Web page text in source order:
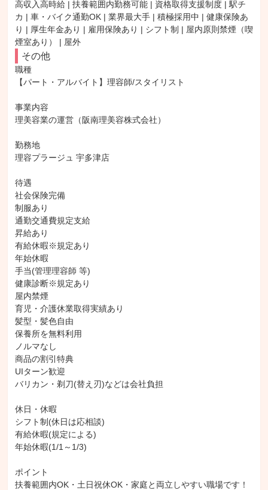
高収入高時給 | 扶養範囲内勤務可能 | 資格取得支援制度 | 駅チ
カ | 車・バイク通勤OK | 業界最大手 | 積極採用中 | 健康保険あ
り | 厚生年金あり | 雇用保険あり | シフト制 | 屋内原則禁煙（喫
煙室あり） | 屋外
その他
職種
【パート・アルバイト】理容師/スタイリスト
事業内容
理美容業の運営（阪南理美容株式会社）
勤務地
理容プラージュ 宇多津店
待遇
社会保険完備
制服あり
通勤交通費規定支給
昇給あり
有給休暇※規定あり
年始休暇
手当(管理理容師 等)
健康診断※規定あり
屋内禁煙
育児・介護休業取得実績あり
髪型・髪色自由
保養所を無料利用
ノルマなし
商品の割引特典
UIターン歓迎
バリカン・剃刀(替え刃)などは会社負担
休日・休暇
シフト制(休日は応相談)
有給休暇(規定による)
年始休暇(1/1～1/3)
ポイント
扶養範囲内OK・土日祝休OK・家庭と両立しやすい職場です！